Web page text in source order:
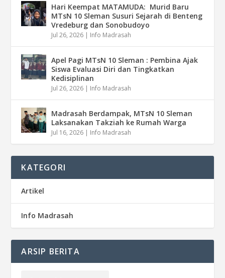
Hari Keempat MATAMUDA: Murid Baru
MTsN 10 Sleman Susuri Sejarah di Benteng
Vredeburg dan Sonobudoyo
Jul 26, 2026 | Info Madrasah
Apel Pagi MTsN 10 Sleman : Pembina Ajak
Siswa Evaluasi Diri dan Tingkatkan
Kedisiplinan
Jul 26, 2026 | Info Madrasah
Madrasah Berdampak, MTsN 10 Sleman
Laksanakan Takziah ke Rumah Warga
Jul 16, 2026 | Info Madrasah
KATEGORI
Artikel
Info Madrasah
ARSIP BERITA